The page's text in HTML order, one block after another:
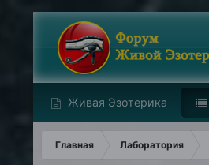
Живая Эзотерика
Главная Лаборатория